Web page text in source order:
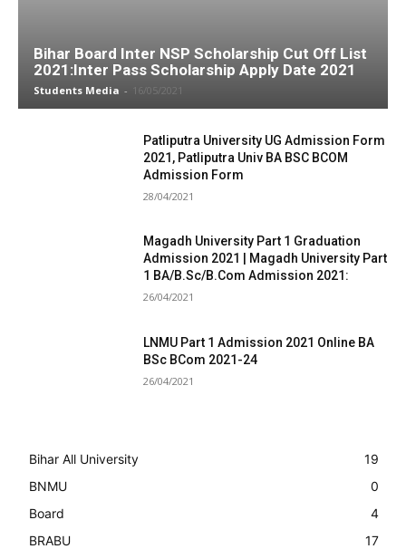
Bihar Board Inter NSP Scholarship Cut Off List
2021:Inter Pass Scholarship Apply Date 2021
Students Media - 16/05/2021
Patliputra University UG Admission Form
2021, Patliputra Univ BA BSC BCOM
Admission Form
28/04/2021
Magadh University Part 1 Graduation
Admission 2021 | Magadh University Part
1 BA/B.Sc/B.Com Admission 2021:
26/04/2021
LNMU Part 1 Admission 2021 Online BA
BSc BCom 2021-24
26/04/2021
Bihar All University
19
BNMU
0
Board
4
BRABU
17